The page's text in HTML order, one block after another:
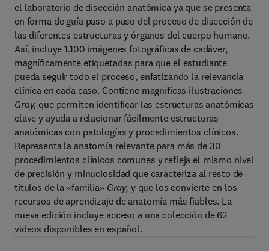
el laboratorio de disección anatómica ya que se presenta
en forma de guía paso a paso del proceso de disección de
las diferentes estructuras y órganos del cuerpo humano.
Así, incluye 1.100 imágenes fotográficas de cadáver,
magníficamente etiquetadas para que el estudiante
pueda seguir todo el proceso, enfatizando la relevancia
clínica en cada caso. Contiene magníficas ilustraciones
Gray, que permiten identificar las estructuras anatómicas
clave y ayuda a relacionar fácilmente estructuras
anatómicas con patologías y procedimientos clínicos.
Representa la anatomía relevante para más de 30
procedimientos clínicos comunes y refleja el mismo nivel
de precisión y minuciosidad que caracteriza al resto de
títulos de la «familia» Gray, y que los convierte en los
recursos de aprendizaje de anatomía más fiables. La
nueva edición incluye acceso a una colección de 62
videos disponibles en español.